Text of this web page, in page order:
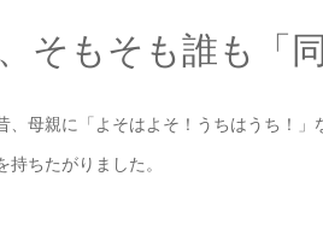
そもそも誰も「
、母親に「よそはよそ！うちはうち！
持ちたがりました。